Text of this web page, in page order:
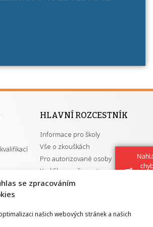
se zpracováním
našich webových stránek a našich
získání autorizace?
HLAVNÍ ROZCESTNÍK
Informace pro školy
Vše o zkouškách
Pro autorizované osoby
Kvalifikace a živnosti